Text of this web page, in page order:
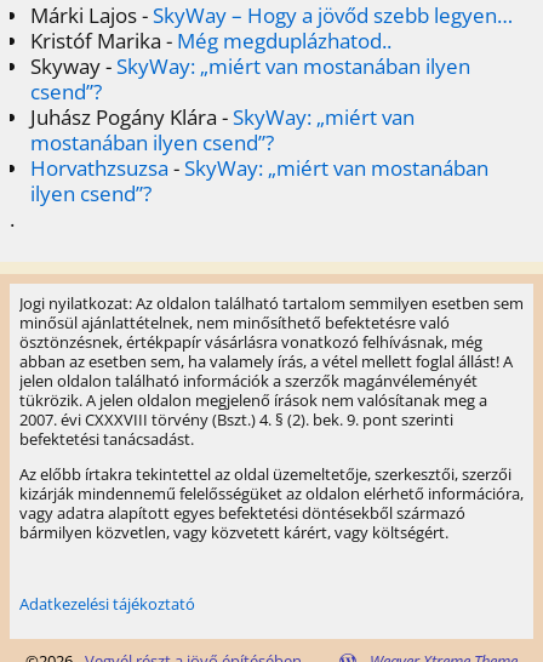
Márki Lajos-SkyWay – Hogy a jövőd szebb legyen…
Kristóf Marika - Még megduplázhatod..
Skyway-SkyWay: „miért van mostanában ilyen
csend”?
Juhász Pogány Klára -SkyWay: „miért van
mostanában ilyen csend”?
Horvathzsuzsa -SkyWay: „miért van mostanában
ilyen csend”?
.
Jogi nyilatkozat: Az oldalon található tartalom semmilyen esetben sem
minősül ajánlattételnek, nem minősíthető befektetésre való
ösztönzésnek, értékpapír vásárlásra vonatkozó felhívásnak, még
abban az esetben sem, ha valamely írás, a vétel mellett foglal állást! A
jelen oldalon található információk a szerzők magánvéleményét
tükrözik. A jelen oldalon megjelenő írások nem valósítanak meg a
2007. évi CXXXVIII törvény (Bszt.) 4. § (2). bek. 9. pont szerinti
befektetési tanácsadást.
Az előbb írtakra tekintettel az oldal üzemeltetője, szerkesztői, szerzői
kizárják mindennemű felelősségüket az oldalon elérhető információra,
vagy adatra alapított egyes befektetési döntésekből származó
bármilyen közvetlen, vagy közvetett kárért, vagy költségért.
Adatkezelési tájékoztató